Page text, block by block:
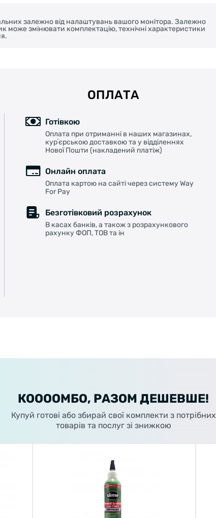
залежно від налаштувань вашого монітора. Залежно
може змінювати комплектацію, технічні характеристики
ОПЛАТА
Готівкою
Оплата при отриманні в наших магазинах,
курʼєрською доставкою та у відділеннях
Нової Пошти (накладений платіж)
Онлайн оплата
Оплата картою на сайті через систему Way
For Pay
Безготівковий розрахунок
В касах банків, а також з розрахункового
рахунку ФОП, ТОВ та ін
КООООМБО, РАЗОМ ДЕШЕВШЕ!
Купуй готові або збирай свої комплекти з потрібних
товарів та послуг зі знижкою